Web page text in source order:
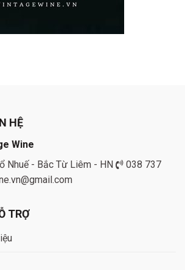
HỆ
Wine
Nhuế - Bắc Từ Liêm - HN
038 737
TRỢ